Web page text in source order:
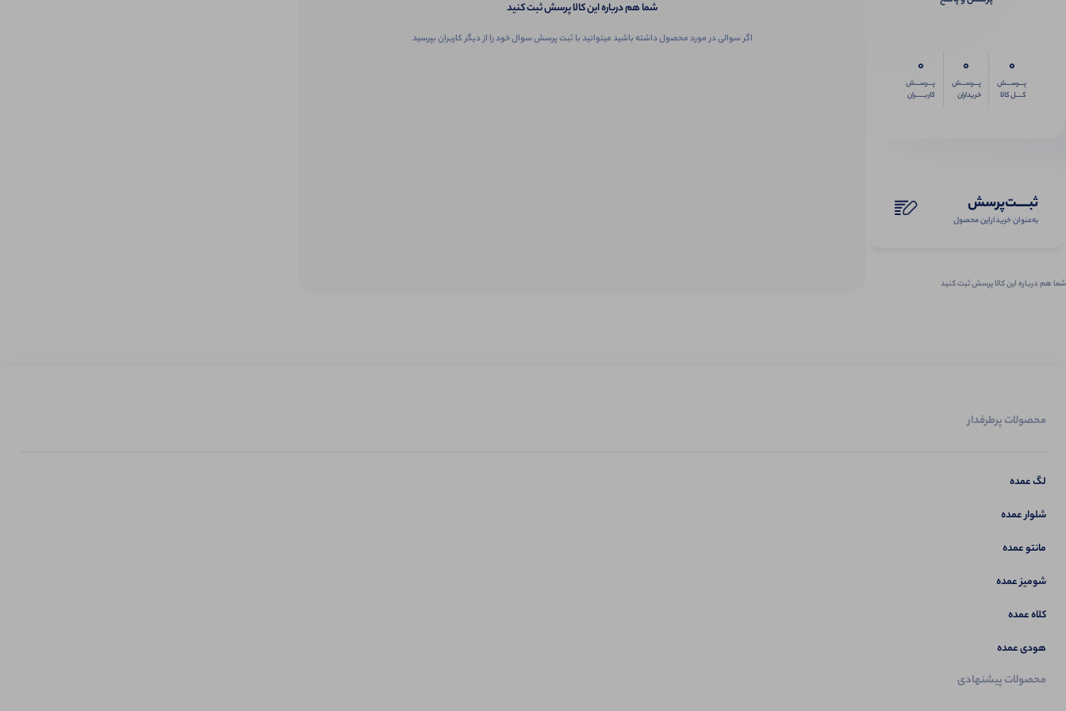
0
پـــرســـش
کــــل کالا
0
پـــرســـش
خریداران
0
پـــرســـش
کاربـــــران
ثبـــــت‌پرسش
به‌عنوان ‌خریدار‌این‌ محصول
شما هم درباره این کالا پرسش ثبت کنید
شما هم درباره این کالا پرسش ثبت کنید
اگر سوالی در مورد محصول داشته باشید میتوانید با ثبت پرسش سوال خود را از دیگر کاربران بپرسید
محصولات پرطرفدار
لگ عمده
شلوار عمده
مانتو عمده
شومیز عمده
کلاه عمده
هودی عمده
محصولات پیشنهادی